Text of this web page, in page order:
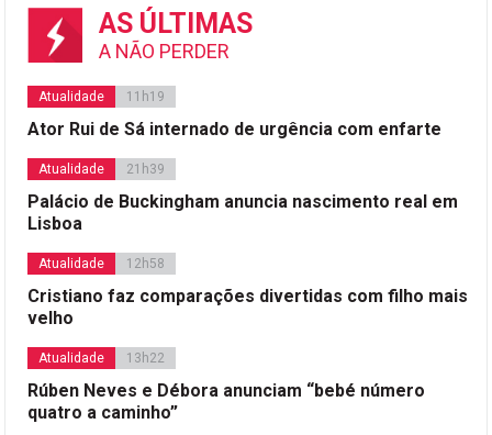
AS ÚLTIMAS
A NÃO PERDER
Atualidade 11h19
Ator Rui de Sá internado de urgência com enfarte
Atualidade 21h39
Palácio de Buckingham anuncia nascimento real em
Lisboa
Atualidade 12h58
Cristiano faz comparações divertidas com filho mais
velho
Atualidade 13h22
Rúben Neves e Débora anunciam “bebé número
quatro a caminho”